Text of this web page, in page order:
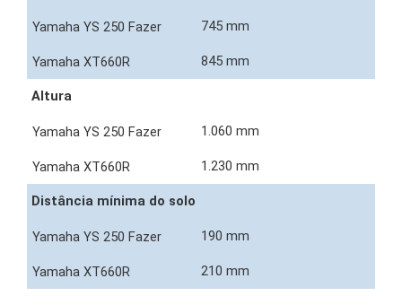
745 mm
845 mm
Altura
1.060 mm
1.230 mm
Distância mínima do solo
190 mm
210 mm